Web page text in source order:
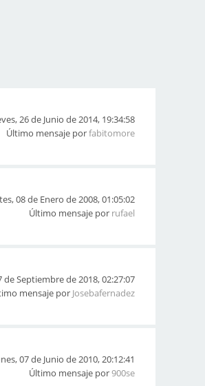
26 de Junio de 2014, 19:34:58
Último mensaje porfabitomore
08 de Enero de 2008, 01:05:02
Último mensaje por rufael
de Septiembre de 2018, 02:27:07
mensaje por Josebafernadez
07 de Junio de 2010, 20:12:41
Último mensaje por900se